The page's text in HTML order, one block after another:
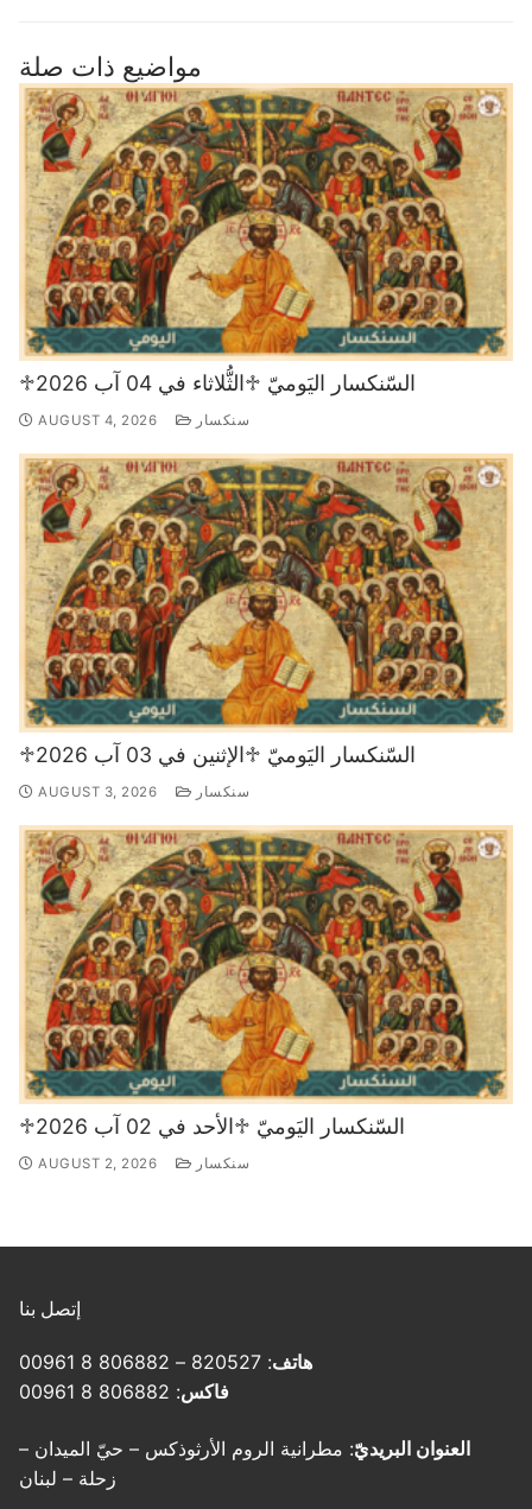
مواضيع ذات صلة
♱السّنكسار اليَوميّ ♱الثُّلاثاء في 04 آب 2026
AUGUST 4, 2026 سنكسار
♱السّنكسار اليَوميّ ♱الإثنين في 03 آب 2026
AUGUST 3, 2026 سنكسار
♱السّنكسار اليَوميّ ♱الأحد في 02 آب 2026
AUGUST 2, 2026 سنكسار
إتصل بنا
هاتف: 820527 – 806882 8 00961
فاكس: 806882 8 00961
العنوان البريديّ: مطرانية الروم الأرثوذكس – حيّ الميدان –
زحلة – لبنان